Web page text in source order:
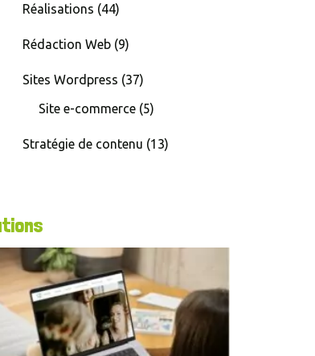
Réalisations (44)
Rédaction Web(9)
Sites Wordpress (37)
Site e-commerce(5)
Stratégie de contenu (13)